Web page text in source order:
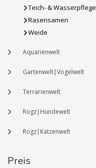
Teich- & Wasserpflege
Rasensamen
Weide
Aquarienwelt
Gartenwelt|Vogelwelt
Terrarienwelt
Rogz|Hundewelt
Rogz|Katzenwelt
Preis